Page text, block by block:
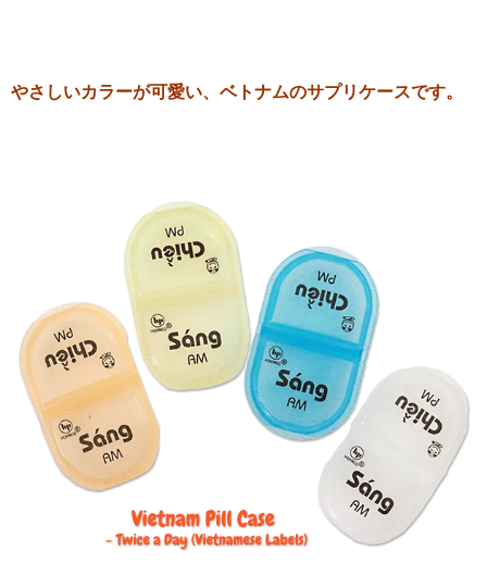
やさしいカラーが可愛い、ベトナムのサプリケースです。